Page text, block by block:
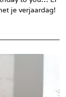
je verjaardag!